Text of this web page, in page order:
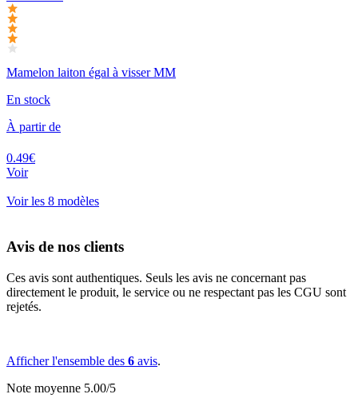
Mamelon laiton égal à visser MM
En stock
À partir de
0.49€
Voir
Voir les 8 modèles
Avis de nos clients
Ces avis sont authentiques. Seuls les avis ne concernant pas
directement le produit, le service ou ne respectant pas les CGU sont
rejetés.
Afficher l'ensemble des 6 avis.
Note moyenne 5.00/5